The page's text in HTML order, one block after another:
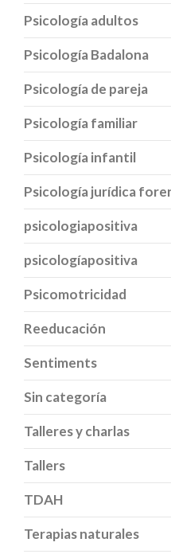
Psicología adultos
Psicología Badalona
Psicología de pareja
Psicología familiar
Psicología infantil
Psicología jurídica
psicologiapositiva
psicologíapositiva
Psicomotricidad
Reeducación
Sentiments
Sin categoría
Talleres y charlas
Tallers
TDAH
Terapias naturales